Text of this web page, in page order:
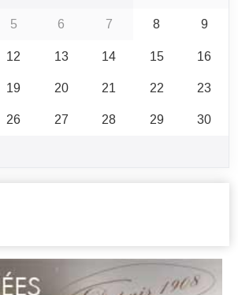
5 6 7 8
9
12 13 14 15
16
19 20 21 22
23
26 27 28 29
30